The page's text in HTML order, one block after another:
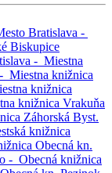
Bratislava -
Biskupice
- Miestna
Miestna knižnica
knižnica
knižnica Vrakuňa
Záhorská Byst.
knižnica
Obecná kn.
- Obecná knižnica